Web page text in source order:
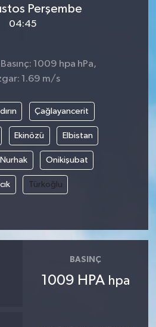
Perşembe
04:45
1009 hpa hPa,
1.69 m/s
Çağlayancerit
Ekinözü Elbistan
Nurhak Onikişubat
Türkoğlu
BASINÇ
1009 HPA hpa